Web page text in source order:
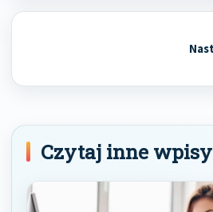
Czytaj inne wpisy